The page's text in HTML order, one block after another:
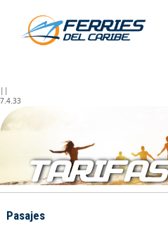
||
7.4.33
TARIFAS
Pasajes